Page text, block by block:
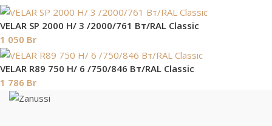
VELAR SP 2000 H/ 3 /2000/761 Вт/RAL Classic
1 050 Br
VELAR R89 750 H/ 6 /750/846 Вт/RAL Classic
1 786 Br